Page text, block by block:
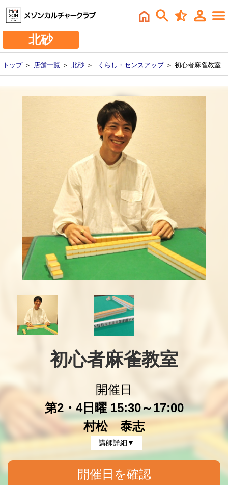
北砂
トップ＞ 店舗一覧 ＞ 北砂 ＞ くらし・センスアップ＞ 初心者麻雀教室
初心者麻雀教室
開催日
第2・4日曜 15:30～17:00
村松 泰志
講師詳細▼
開催日を確認